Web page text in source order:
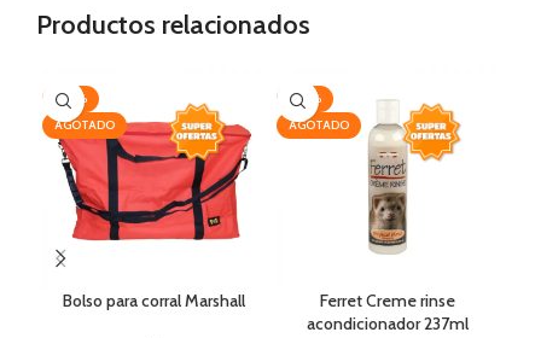
Productos relacionados
-20%
AGOTADO
Bolso para corral Marshall
-20%
AGOTADO
Ferret Creme rinse
acondicionador 237ml